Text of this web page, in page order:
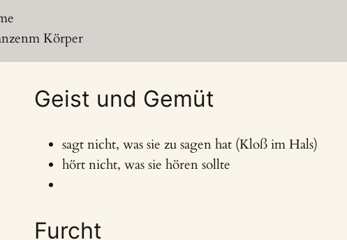
Körper
Geist und Gemüt
sagt nicht, was sie zu sagen hat (Kloß im Hals)
hört nicht, was sie hören sollte
Furcht